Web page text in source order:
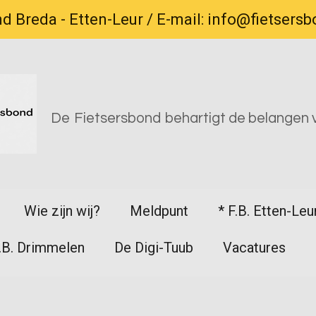
Breda - Etten-Leur / E-mail:
De Fietsersbond behartigt de belangen
Wie zijn wij? Meldpunt * F.B. Etten-
Drimmelen De Digi-Tuub Vacatures